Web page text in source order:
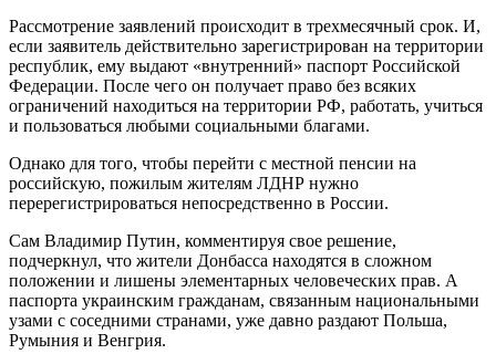
Рассмотрение заявлений происходит в трехмесячный срок. И,
если заявитель действительно зарегистрирован на территории
республик, ему выдают «внутренний» паспорт Российской
Федерации. После чего он получает право без всяких
ограничений находиться на территории РФ, работать, учиться
и пользоваться любыми социальными благами.
Однако для того, чтобы перейти с местной пенсии на
российскую, пожилым жителям ЛДНР нужно
перерегистрироваться непосредственно в России.
Сам Владимир Путин, комментируя свое решение,
подчеркнул, что жители Донбасса находятся в сложном
положении и лишены элементарных человеческих прав. А
паспорта украинским гражданам, связанным национальными
узами с соседними странами, уже давно раздают Польша,
Румыния и Венгрия.